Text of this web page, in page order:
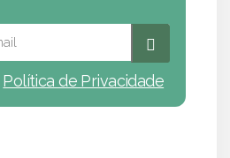
Política de Privacidade